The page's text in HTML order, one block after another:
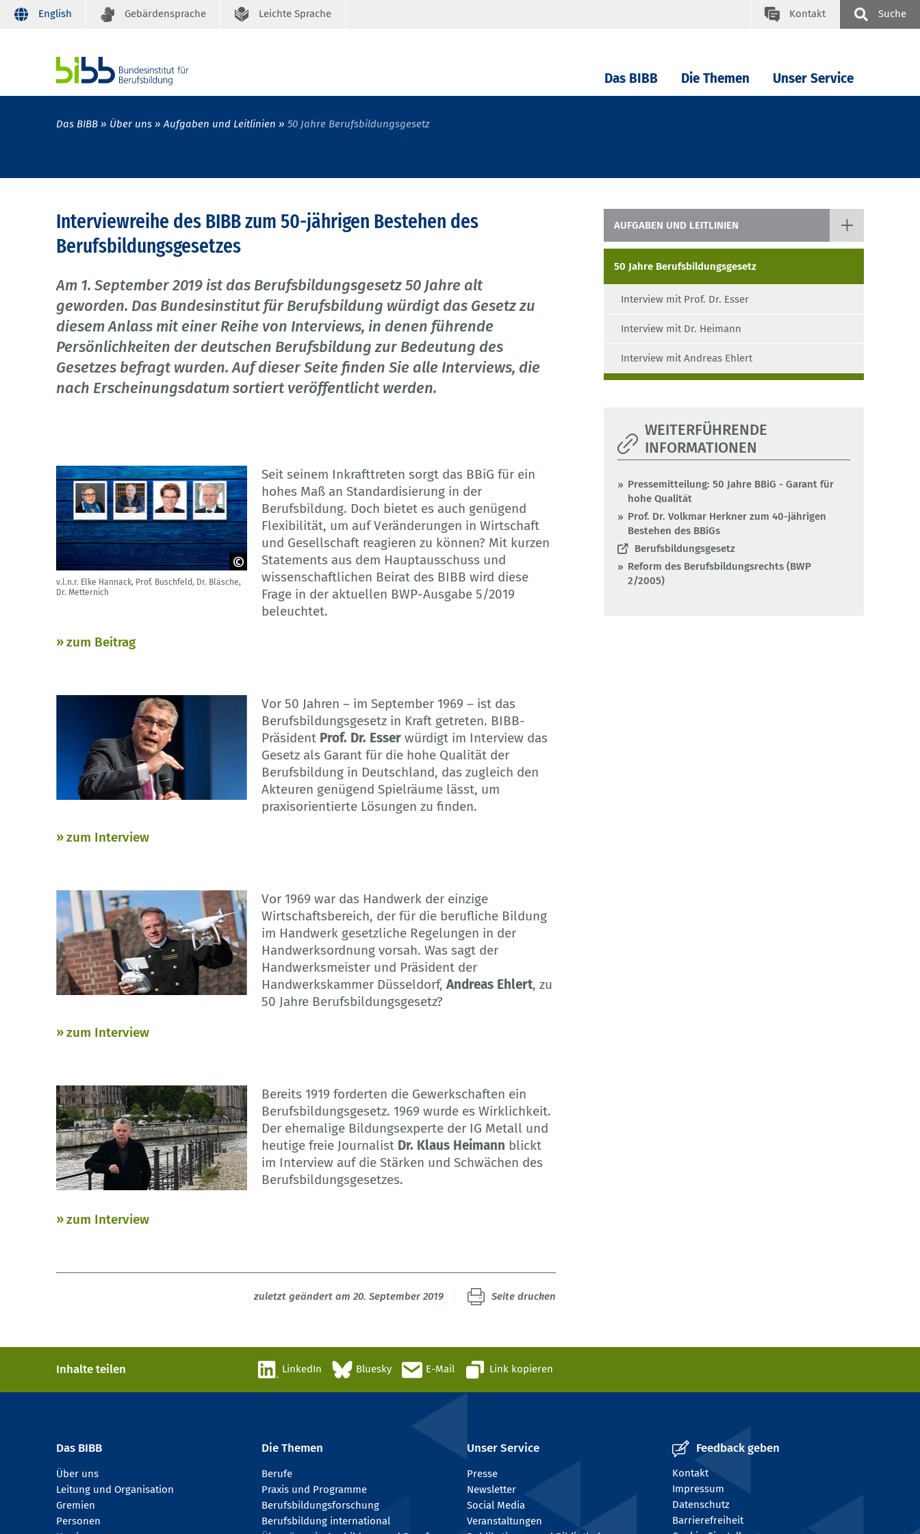
English Gebärdensprache Leichte Sprache Kontakt Suche
Das BIBB Die Themen Unser Service
Das BIBB Über uns Aufgaben und Leitlinien 50 Jahre Berufsbildungsgesetz
Interviewreihe des BIBB zum 50-jährigen Bestehen des
Berufsbildungsgesetzes
Am 1. September 2019 ist das Berufsbildungsgesetz 50 Jahre alt
geworden. Das Bundesinstitut für Berufsbildung würdigt das Gesetz zu
diesem Anlass mit einer Reihe von Interviews, in denen führende
Persönlichkeiten der deutschen Berufsbildung zur Bedeutung des
Gesetzes befragt wurden. Auf dieser Seite finden Sie alle Interviews, die
nach Erscheinungsdatum sortiert veröffentlicht werden.
© Collage: tovovan - stock.adobe.com /
waranyu - stock.adobe.com; Porträt 1:
v.l.n.r. Elke Hannack, Prof. Buschfeld, Dr. Bläsche,
Dr. Metternich
Seit seinem Inkrafttreten sorgt das BBiG für ein
hohes Maß an Standardisierung in der
Berufsbildung. Doch bietet es auch genügend
Flexibilität, um auf Veränderungen in Wirtschaft
und Gesellschaft reagieren zu können? Mit kurzen
Statements aus dem Hauptausschuss und
wissenschaftlichen Beirat des BIBB wird diese
Frage in der aktuellen BWP-Ausgabe 5/2019
beleuchtet.
zum Beitrag
Vor 50 Jahren – im September 1969 – ist das
Berufsbildungsgesetz in Kraft getreten. BIBB-
Präsident Prof. Dr. Esser würdigt im Interview das
Gesetz als Garant für die hohe Qualität der
Berufsbildung in Deutschland, das zugleich den
Akteuren genügend Spielräume lässt, um
praxisorientierte Lösungen zu finden.
zum Interview
Vor 1969 war das Handwerk der einzige
Wirtschaftsbereich, der für die berufliche Bildung
im Handwerk gesetzliche Regelungen in der
Handwerksordnung vorsah. Was sagt der
Handwerksmeister und Präsident der
Handwerkskammer Düsseldorf, Andreas Ehlert, zu
50 Jahre Berufsbildungsgesetz?
zum Interview
Bereits 1919 forderten die Gewerkschaften ein
Berufsbildungsgesetz. 1969 wurde es Wirklichkeit.
Der ehemalige Bildungsexperte der IG Metall und
heutige freie Journalist Dr. Klaus Heimann blickt
im Interview auf die Stärken und Schwächen des
Berufsbildungsgesetzes.
zum Interview
AUFGABEN UND LEITLINIEN
50 Jahre Berufsbildungsgesetz
50 Jahre Berufsbildungsgesetz
Interview mit Prof. Dr. Esser
Interview mit Dr. Heimann
Interview mit Andreas Ehlert
WEITERFÜHRENDE
INFORMATIONEN
Pressemitteilung: 50 Jahre BBiG - Garant für
hohe Qualität
Prof. Dr. Volkmar Herkner zum 40-jährigen
Bestehen des BBiGs
Berufsbildungsgesetz
Reform des Berufsbildungsrechts (BWP
2/2005)
zuletzt geändert am 20. September 2019 Seite drucken
Inhalte teilen LinkedIn Bluesky E-Mail Link kopieren
Das BIBB
Über uns
Leitung und Organisation
Gremien
Personen
Die Themen
Berufe
Praxis und Programme
Berufsbildungsforschung
Berufsbildung international
Unser Service
Presse
Newsletter
Social Media
Veranstaltungen
Feedback geben
Kontakt
Impressum
Datenschutz
Barrierefreiheit